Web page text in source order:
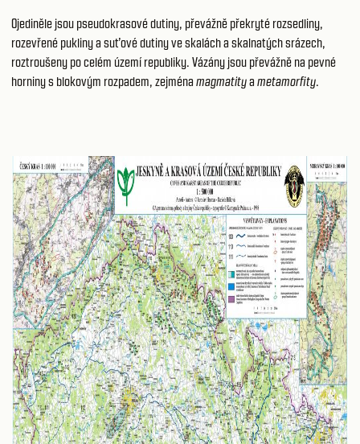
Ojediněle jsou pseudokrasové dutiny, převážně překryté rozsedliny,
rozevřené pukliny a suťové dutiny ve skalách a skalnatých srázech,
roztroušeny po celém území republiky. Vázány jsou převážně na pevné
horniny s blokovým rozpadem, zejména magmatitya metamorfity.